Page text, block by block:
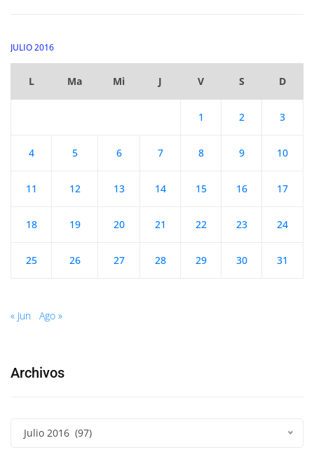
JULIO 2016
L Ma Mi J V S D
1 2 3
4 5 6 7 8 9 10
11 12 13 14 15 16 17
18 19 20 21 22 23 24
25 26 27 28 29 30 31
« Jun Ago »
Archivos
Julio 2016 (97)